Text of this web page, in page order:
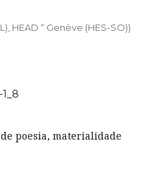
HEAD “ Genève (HES-SO))
poesia, materialidade